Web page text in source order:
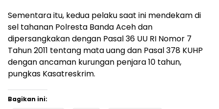
Sementara itu, kedua pelaku saat ini mendekam di
sel tahanan Polresta Banda Aceh dan
dipersangkakan dengan Pasal 36 UU RI Nomor 7
Tahun 2011 tentang mata uang dan Pasal 378 KUHP
dengan ancaman kurungan penjara 10 tahun,
pungkas Kasatreskrim.
Bagikan ini: